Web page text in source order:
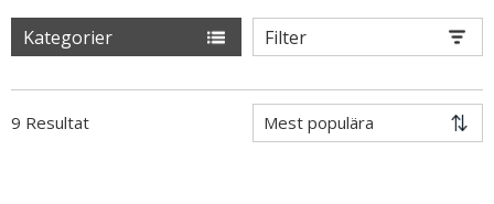
Kategorier Filter
9 Resultat